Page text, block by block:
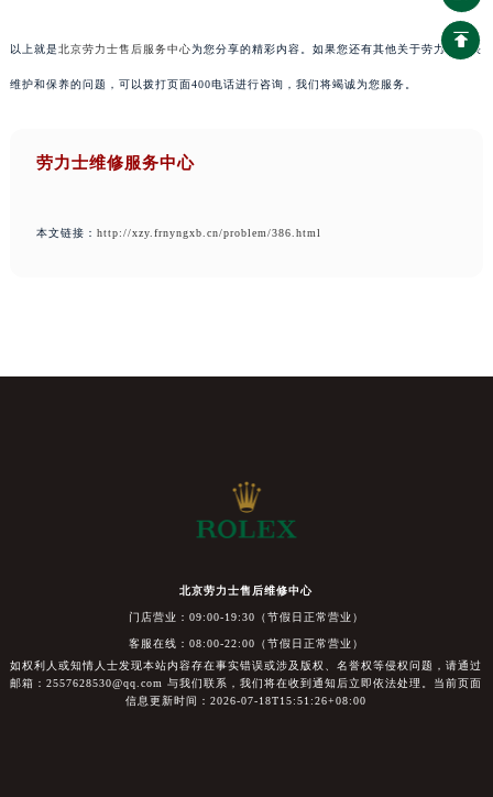
以上就是北京劳力士售后服务中心为您分享的精彩内容。如果您还有其他关于劳力士手表
维护和保养的问题，可以拨打页面400电话进行咨询，我们将竭诚为您服务。
劳力士维修服务中心
本文链接： http://xzy.frnyngxb.cn/problem/386.html
北京劳力士售后维修中心
门店营业：09:00-19:30（节假日正常营业）
客服在线：08:00-22:00（节假日正常营业）
如权利人或知情人士发现本站内容存在事实错误或涉及版权、名誉权等侵权问题，请通过
邮箱：2557628530@qq.com 与我们联系，我们将在收到通知后立即依法处理。当前页面
信息更新时间：2026-07-18T15:51:26+08:00